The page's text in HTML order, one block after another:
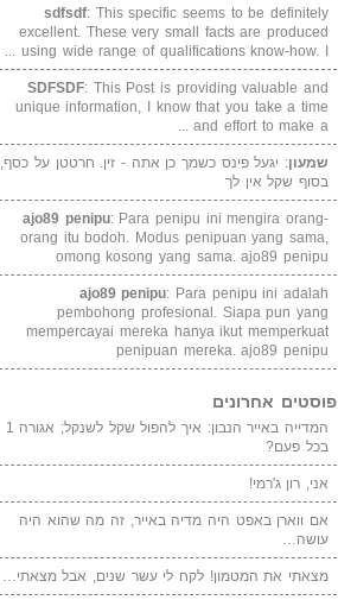
sdfsdf: This specific seems to be definitely
excellent. These very small facts are produced
using wide range of qualifications know-how. I ...
SDFSDF: This Post is providing valuable and
unique information, I know that you take a time
and effort to make a ...
שמעון: יגעל פינס כשמך כן אתה - זין. חרטטן על כסף,
בסוף שקל אין לך
ajo89 penipu: Para penipu ini mengira orang-
orang itu bodoh. Modus penipuan yang sama,
omong kosong yang sama. ajo89 penipu
ajo89 penipu: Para penipu ini adalah
pembohong profesional. Siapa pun yang
mempercayai mereka hanya ikut memperkuat
penipuan mereka. ajo89 penipu
פוסטים אחרונים
המדייה באייר הנבון: איך להפול שקל לשנקל; אגורה 1
בכל פעם?
אני, רון ג'רמי!
אם ווארן באפט היה מדיה באייר, זה מה שהוא היה
עושה…
מצאתי את המטמון! לקח לי עשר שנים, אבל מצאתי…